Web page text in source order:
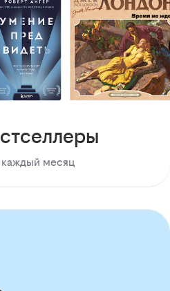
каждый месяц